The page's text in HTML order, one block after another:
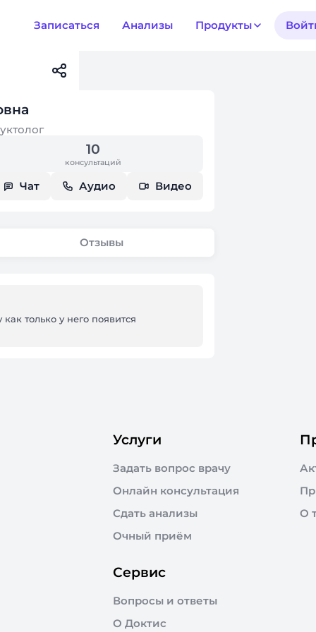
Записаться Анализы Продукты
10
консультаций
Чат Аудио Видео
Отзывы
только у него появится
Услуги
Задать вопрос врачу
Онлайн консультация
Сдать анализы
Очный приём
О
Сервис
Вопросы и ответы
О Доктис